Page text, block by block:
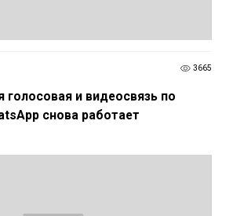
3665
и видеосвязь по
снова работает